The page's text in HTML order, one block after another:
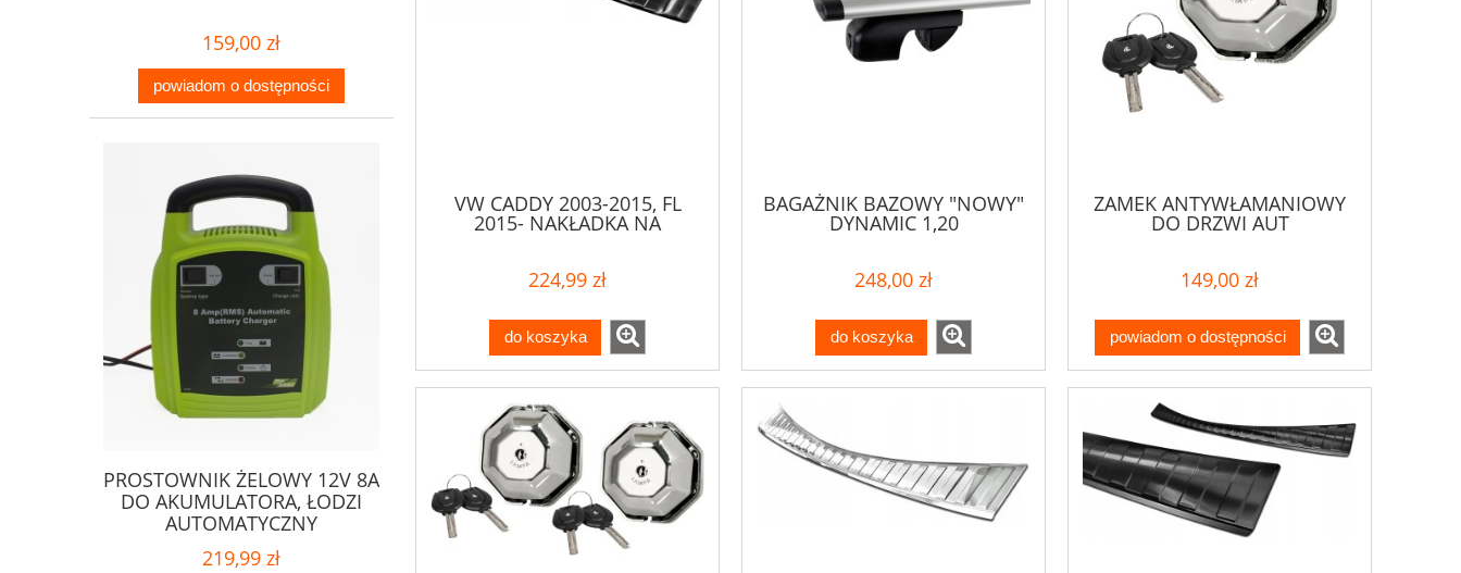
159,00 zł
powiadom o dostępności
PROSTOWNIK ŻELOWY 12V 8A
DO AKUMULATORA, ŁODZI
AUTOMATYCZNY
219,99 zł
VW CADDY 2003-2015, FL
2015- NAKŁADKA NA
224,99 zł
do koszyka
BAGAŻNIK BAZOWY "NOWY"
DYNAMIC 1,20
248,00 zł
do koszyka
ZAMEK ANTYWŁAMANIOWY
DO DRZWI AUT
149,00 zł
powiadom o dostępności